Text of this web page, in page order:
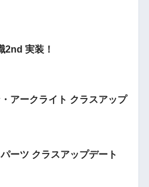
2nd 実装！
アークライト クラスアップ
ーツ クラスアップデート